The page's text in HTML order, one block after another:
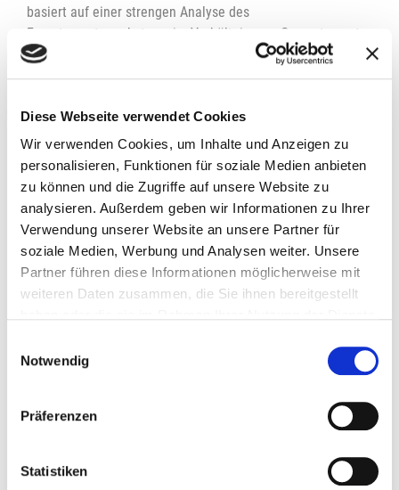
Diese Webseite verwendet Cookies
Wir verwenden Cookies, um Inhalte und Anzeigen zu
personalisieren, Funktionen für soziale Medien anbieten
zu können und die Zugriffe auf unsere Website zu
analysieren. Außerdem geben wir Informationen zu Ihrer
Verwendung unserer Website an unsere Partner für
soziale Medien, Werbung und Analysen weiter. Unsere
Partner führen diese Informationen möglicherweise mit
weiteren Daten zusammen, die Sie ihnen bereitgestellt
Notwendig
Präferenzen
Statistiken
basiert auf einer strengen Analyse des
Exportumsatzwachstums im Verhältnis zum Gesamtumsatz
des Unternehmens und zeichnet Unternehmen aus, die die
Chancen der globalen Märkte optimal genutzt haben.
Diese Auszeichnung erfolgt im Rahmen des "Osservatorio
Export 2024", eines jährlichen Forschungsprojekts, das die
wichtigsten Phänomene der Internationalisierung von
Produktionsunternehmen untersucht. Die diesjährige
Ausgabe konzentriert sich auf die zunehmende Vernetzung
von Export, Digitalisierung und Nachhaltigkeit, drei
grundlegende Säulen zur Bewältigung der neuen
Herausforderungen des internationalen Handels.
Die Nominierung als Finalist dieses Preises bestätigt den
Wert der Internationalisierungsstrategie von Finiture Srl.
und einer soliden strategischen Vision konnte das
Unternehmen seine bereits starke Präsenz im Ausland